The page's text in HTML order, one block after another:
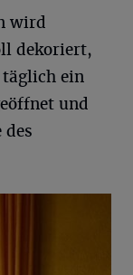
wird
dekoriert,
täglich ein
und
des